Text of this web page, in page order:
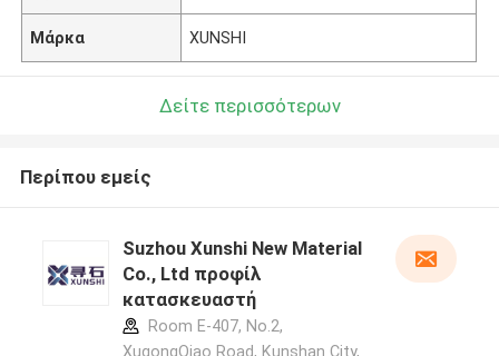
Μάρκα XUNSHI
Δείτε περισσότερων
Περίπου εμείς
Suzhou Xunshi New Material
Co., Ltd προφίλ
κατασκευαστή
Room E-407, No.2,
XugongQiao Road, Kunshan City,